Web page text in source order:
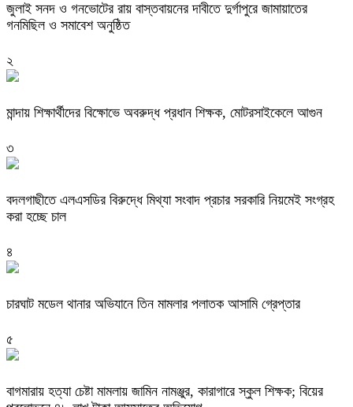
জুলাই সনদ ও গনভোটের রায় বাস্তবায়নের দাবীতে দুর্গাপুরে জামায়াতের
গনমিছিল ও সমাবেশ অনুষ্ঠিত
২
মান্দায় শিক্ষার্থীদের বিক্ষোভে অবরুদ্ধ প্রধান শিক্ষক, মোটরসাইকেলে আগুন
৩
বদলগাছীতে এলএসডির বিরুদ্ধে মিথ্যা সংবাদ প্রচার সরকারি নিয়মেই সংগ্রহ
করা হচ্ছে চাল
৪
চারঘাট মডেল থানার অভিযানে তিন মামলার পলাতক আসামি গ্রেপ্তার
৫
বাগমারায় হত্যা চেষ্টা মামলায় জামিন নামঞ্জুর, কারাগারে স্কুল শিক্ষক; বিয়ের